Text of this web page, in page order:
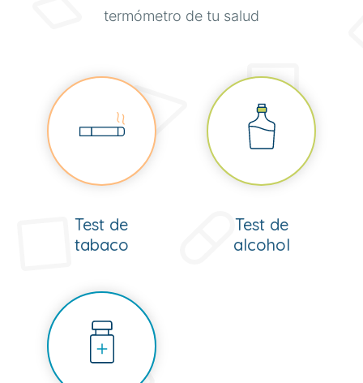
termómetro de tu salud
Test de
tabaco
Test de
alcohol